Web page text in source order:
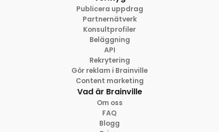
Publicera uppdrag
Partnernätverk
Konsultprofiler
Beläggning
API
Rekrytering
Gör reklam i Brainville
Content marketing
Vad är Brainville
Om oss
FAQ
Blogg